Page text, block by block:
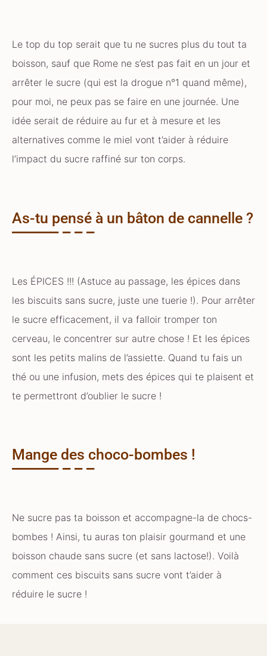
Le top du top serait que tu ne sucres plus du tout ta
boisson, sauf que Rome ne s’est pas fait en un jour et
arrêter le sucre (qui est la drogue n°1 quand même),
pour moi, ne peux pas se faire en une journée. Une
idée serait de réduire au fur et à mesure et les
alternatives comme le miel vont t’aider à réduire
l’impact du sucre raffiné sur ton corps.
As-tu pensé à un bâton de cannelle ?
Les ÉPICES !!! (Astuce au passage, les épices dans
les biscuits sans sucre, juste une tuerie !). Pour arrêter
le sucre efficacement, il va falloir tromper ton
cerveau, le concentrer sur autre chose ! Et les épices
sont les petits malins de l’assiette. Quand tu fais un
thé ou une infusion, mets des épices qui te plaisent et
te permettront d’oublier le sucre !
Mange des choco-bombes !
Ne sucre pas ta boisson et accompagne-la de chocs-
bombes ! Ainsi, tu auras ton plaisir gourmand et une
boisson chaude sans sucre (et sans lactose!). Voilà
comment ces biscuits sans sucre vont t’aider à
réduire le sucre !